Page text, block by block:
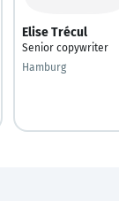
Elise Trécul
Senior copywriter
Hamburg